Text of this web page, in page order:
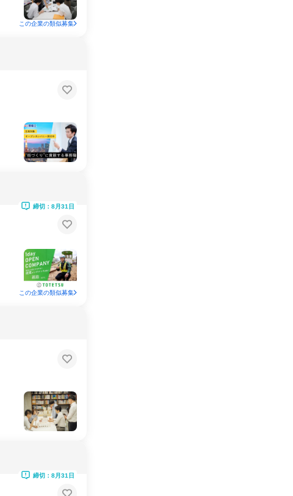
この企業の類似募集
締切：8月31日
この企業の類似募集
締切：8月31日